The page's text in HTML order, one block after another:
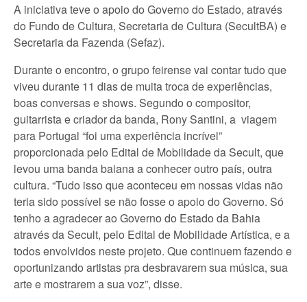
A iniciativa teve o apoio do Governo do Estado, através
do Fundo de Cultura, Secretaria de Cultura (SecultBA) e
Secretaria da Fazenda (Sefaz).
Durante o encontro, o grupo feirense vai contar tudo que
viveu durante 11 dias de muita troca de experiências,
boas conversas e shows. Segundo o compositor,
guitarrista e criador da banda, Rony Santini, a viagem
para Portugal “foi uma experiência incrível”
proporcionada pelo Edital de Mobilidade da Secult, que
levou uma banda baiana a conhecer outro país, outra
cultura. “Tudo isso que aconteceu em nossas vidas não
teria sido possível se não fosse o apoio do Governo. Só
tenho a agradecer ao Governo do Estado da Bahia
através da Secult, pelo Edital de Mobilidade Artística, e a
todos envolvidos neste projeto. Que continuem fazendo e
oportunizando artistas pra desbravarem sua música, sua
arte e mostrarem a sua voz”, disse.